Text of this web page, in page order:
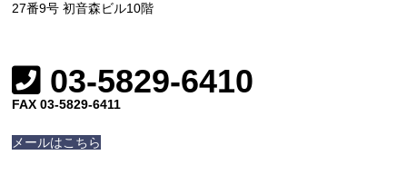
27番9号 初音森ビル10階
03-5829-6410
FAX 03-5829-6411
メールはこちら